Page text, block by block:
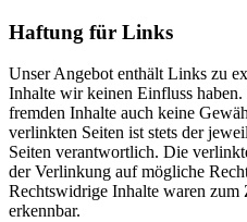
Haftung für Links
Unser Angebot enthält Links zu
Inhalte wir keinen Einfluss
fremden Inhalte auch keine
verlinkten Seiten ist stets der
Seiten verantwortlich. Die
der Verlinkung auf mögliche
Rechtswidrige Inhalte waren
erkennbar.